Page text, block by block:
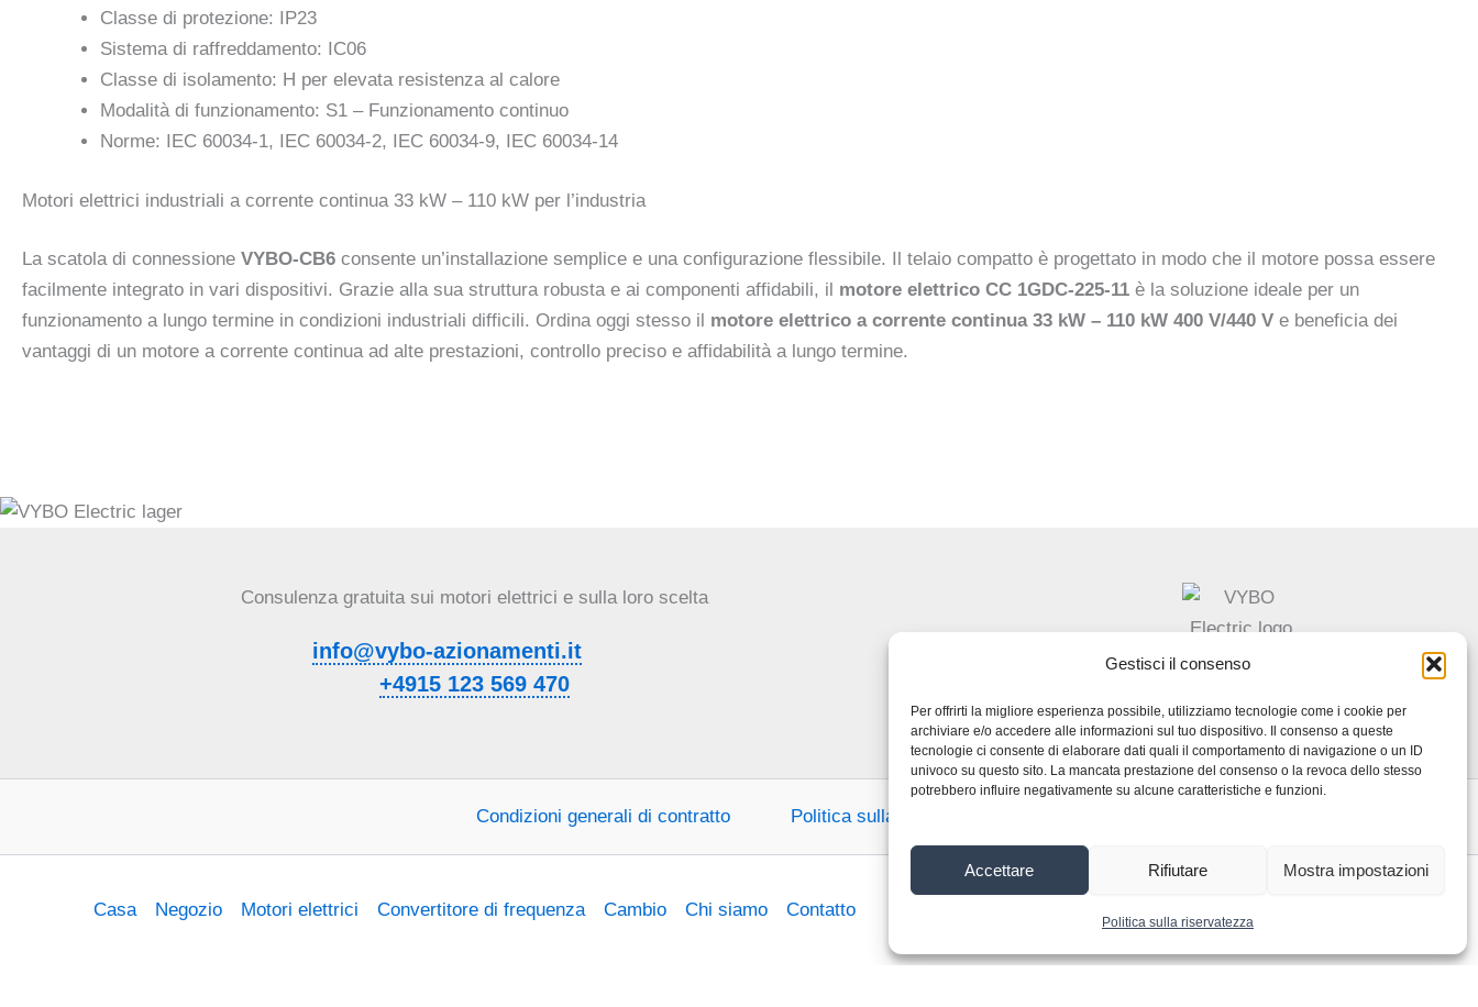
Gestisci il consenso
Per offrirti la migliore esperienza possibile, utilizziamo tecnologie come i cookie per
archiviare e/o accedere alle informazioni sul tuo dispositivo. Il consenso a queste
tecnologie ci consente di elaborare dati quali il comportamento di navigazione o un ID
univoco su questo sito. La mancata prestazione del consenso o la revoca dello stesso
potrebbero influire negativamente su alcune caratteristiche e funzioni.
Accettare Rifiutare Mostra impostazioni
Politica sulla riservatezza
Classe di protezione: IP23
Sistema di raffreddamento: IC06
Classe di isolamento: H per elevata resistenza al calore
Modalità di funzionamento: S1 – Funzionamento continuo
Norme: IEC 60034-1, IEC 60034-2, IEC 60034-9, IEC 60034-14
Motori elettrici industriali a corrente continua 33 kW – 110 kW per l’industria
La scatola di connessione VYBO-CB6 consente un’installazione semplice e una configurazione flessibile. Il telaio compatto è progettato in modo che il motore possa essere
facilmente integrato in vari dispositivi. Grazie alla sua struttura robusta e ai componenti affidabili, il motore elettrico CC 1GDC-225-11 è la soluzione ideale per un
funzionamento a lungo termine in condizioni industriali difficili. Ordina oggi stesso il motore elettrico a corrente continua 33 kW – 110 kW 400 V/440 V e beneficia dei
vantaggi di un motore a corrente continua ad alte prestazioni, controllo preciso e affidabilità a lungo termine.
Consulenza gratuita sui motori elettrici e sulla loro scelta
info@vybo-azionamenti.it
+4915 123 569 470
Condizioni generali di contratto Politica sulla riservatezza
Casa Negozio Motori elettrici Convertitore di frequenza Cambio Chi siamo Contatto